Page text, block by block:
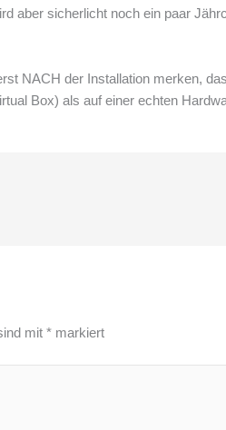
aber sicherlicht noch ein paar
NACH der Installation merken,
Box) als auf einer echten
mit * markiert